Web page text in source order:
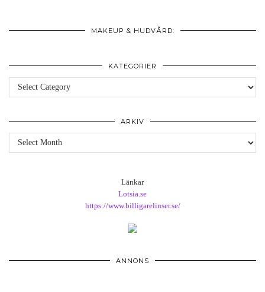
MAKEUP & HUDVÅRD:
KATEGORIER
Kategorier
ARKIV
Arkiv
Länkar
Lotsia.se
https://www.billigarelinser.se/
ANNONS